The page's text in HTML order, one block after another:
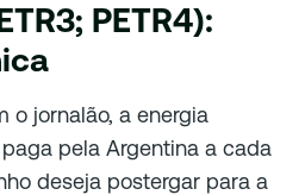
PETR4):
o jornalão, a energia
pela Argentina a cada
deseja postergar para a